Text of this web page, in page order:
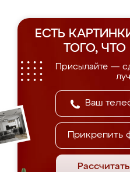
ЕСТЬ
ТОГО,
Присылайте —
Прикрепить